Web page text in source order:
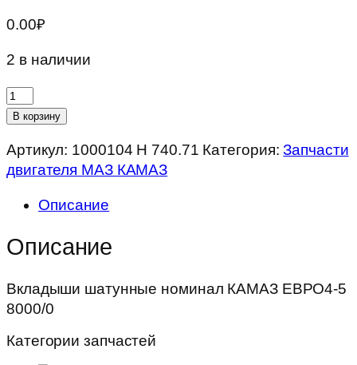
0.00₽
2 в наличии
Количество
товара
шатунные
номинал
ЕВРО4-
8000/0
В корзину
Артикул: 1000104 Н 740.71 Категория:Запчасти
двигателя МАЗ КАМАЗ
Описание
Описание
Вкладыши шатунные номинал КАМАЗ ЕВРО4-5
8000/0
Категории запчастей